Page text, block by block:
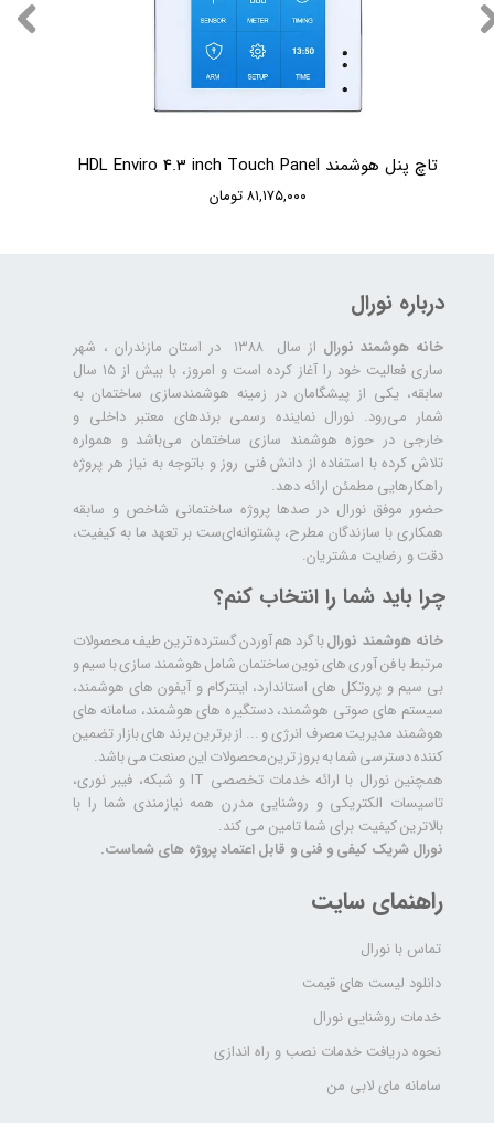
تاچ پنل هوشمند HDL Enviro 4.3 inch Touch Panel
۸۱,۱۷۵,۰۰۰ تومان
درباره نورال
خانه هوشمند نورال
از سال ۱۳۸۸ در استان مازندران ، شهر
ساری فعالیت خود را آغاز کرده است و امروز، با بیش از ۱۵ سال
سابقه، یکی از پیشگامان در زمینه هوشمندسازی ساختمان به
شمار می‌رود. نورال نماینده رسمی برندهای معتبر داخلی و
خارجی در حوزه هوشمند سازی ساختمان می‌باشد و همواره
تلاش کرده با استفاده از دانش فنی روز و باتوجه به نیاز هر پروژه
راهکارهایی مطمئن ارائه دهد.
حضور موفق نورال در صدها پروژه‌ ساختمانی شاخص و سابقه
همکاری با سازندگان مطرح، پشتوانه‌ای‌ست بر تعهد ما به کیفیت،
دقت و رضایت مشتریان.
راهنمای سایت
تماس با نورال
دانلود لیست های قیمت
خدمات روشنایی نورال
نحوه دریافت خدمات نصب و راه اندازی
سامانه مای لابی من
چرا باید شما را انتخاب کنم؟
خانه هوشمند نورالبا گرد هم آوردن گسترده ترین طیف محصولات
مرتبط با فن آوری های نوین ساختمان شامل هوشمند سازی با سیم و
بی سیم و پروتکل های استاندارد، اینترکام و آیفون های هوشمند،
سیستم های صوتی هوشمند، دستگیره های هوشمند، سامانه های
هوشمند مدیریت مصرف انرژی و ... از برترین برند های بازار تضمین
کننده دسترسی شما به بروز ترین محصولات این صنعت می باشد.
همچنین نورال با ارائه خدمات تخصصی IT و شبکه، فیبر نوری،
تاسیسات الکتریکی و روشنایی مدرن همه نیازمندی شما را با
بالاترین کیفیت برای شما تامین می کند.
نورال شریک کیفی و فنی و قابل اعتماد پروژه های شماست.